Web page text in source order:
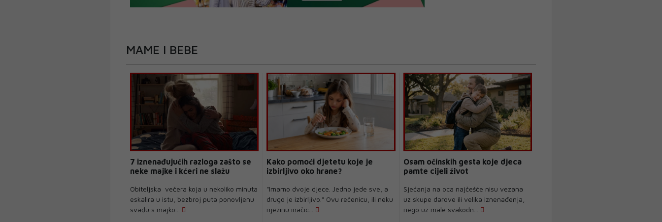
MAME I BEBE
7 iznenađujućih razloga zašto se
neke majke i kćeri ne slažu
Obiteljska večera koja u nekoliko minuta
eskalira u istu, bezbroj puta ponovljenu
svađu s majko...
Kako pomoći djetetu koje je
izbirljivo oko hrane?
"Imamo dvoje djece. Jedno jede sve, a
drugo je izbirljivo." Ovu rečenicu, ili neku
njezinu inačic...
Osam očinskih gesta koje djeca
pamte cijeli život
Sjećanja na oca najčešće nisu vezana
uz skupe darove ili velika iznenađenja,
nego uz male svakodn...